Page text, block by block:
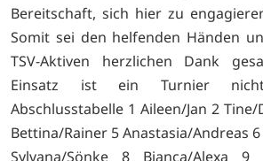
Bereitschaft, sich hier zu
Somit sei den helfenden Händen
TSV-Aktiven herzlichen Dank
Einsatz ist ein Turnier nicht
Abschlusstabelle 1 Aileen/Jan 2
Bettina/Rainer 5 Anastasia/Andreas
Sylvana/Sönke 8 Bianca/Alexa 9